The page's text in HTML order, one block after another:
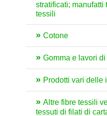
stratificati; manufatti
tessili
Cotone
Gomma e lavori di
Prodotti vari delle
Altre fibre tessili
tessuti di filati di